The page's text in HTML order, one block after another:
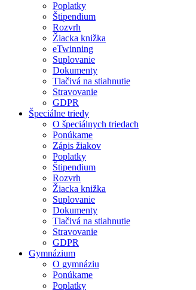
Poplatky
Štipendium
Rozvrh
Žiacka knižka
eTwinning
Suplovanie
Dokumenty
Tlačivá na stiahnutie
Stravovanie
GDPR
Špeciálne triedy
O špeciálnych triedach
Ponúkame
Zápis žiakov
Poplatky
Štipendium
Rozvrh
Žiacka knižka
Suplovanie
Dokumenty
Tlačivá na stiahnutie
Stravovanie
GDPR
Gymnázium
O gymnáziu
Ponúkame
Poplatky